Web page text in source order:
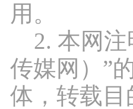
用。
2. 本网注
传媒网）”
体，转载